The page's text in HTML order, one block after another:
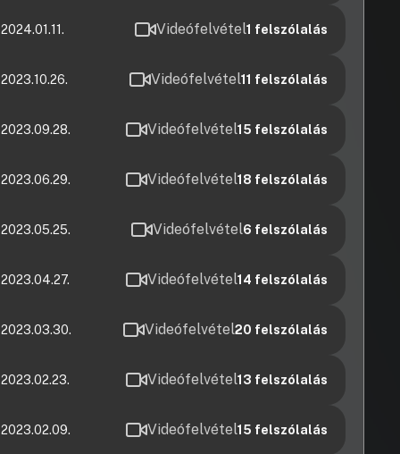
Videófelvétel1 felszólalás
Videófelvétel11 felszólalás
Videófelvétel15 felszólalás
Videófelvétel18 felszólalás
Videófelvétel6 felszólalás
Videófelvétel14 felszólalás
Videófelvétel20 felszólalás
Videófelvétel13 felszólalás
Videófelvétel15 felszólalás